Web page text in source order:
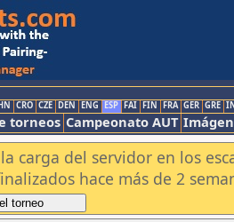
CRO CZE DEN ENG ESP FAI FIN FRA GER GRE
torneos Campeonato AUT
carga del servidor en los
hace más de 2